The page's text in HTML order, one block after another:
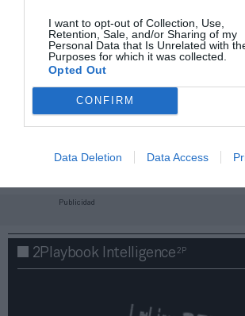
I want to opt-out of Collection, Use,
Retention, Sale, and/or Sharing of my
Personal Data that Is Unrelated with
Purposes for which it was collected.
Opted Out
CONFIRM
Data Deletion Data Access
y eventos para Socios!​​​​​​​
Publicidad
2Playbook Intelligence2P